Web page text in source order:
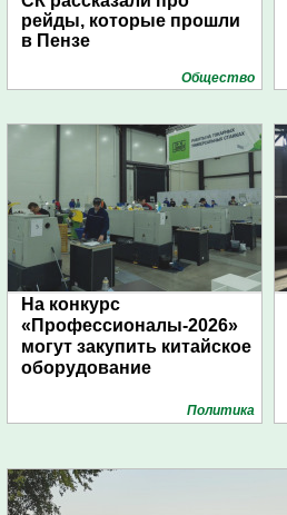
рейды, которые прошли
в Пензе
Общество
На конкурс
«Профессионалы-2026»
могут закупить китайское
оборудование
Политика